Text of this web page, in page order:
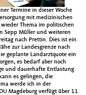
Termine in dieser Woche
mit medizinischen
Thema im politischen
Sepp Müller und weiteren
nach Prettin. Dies ist ein
zur Landesgrenze nach
geplante Landarztquote ein
es bedarf aber noch
und dauerhafte Entlastung
es gelingen, die
werde ich in der
Magdeburg verfügt über 11